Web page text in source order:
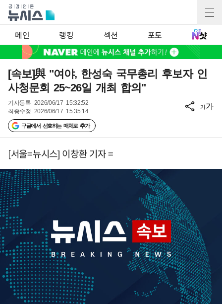
메인 랭킹 섹션 포토
[속보]與 "여야, 한성숙 국무총리 후보자 인
사청문회 25~26일 개최 합의"
기사등록 2026/06/17 15:32:52
최종수정 2026/06/17 15:35:14
구글에서 선호하는 매체로 추가
가가
[서울=뉴시스] 이창환 기자 =